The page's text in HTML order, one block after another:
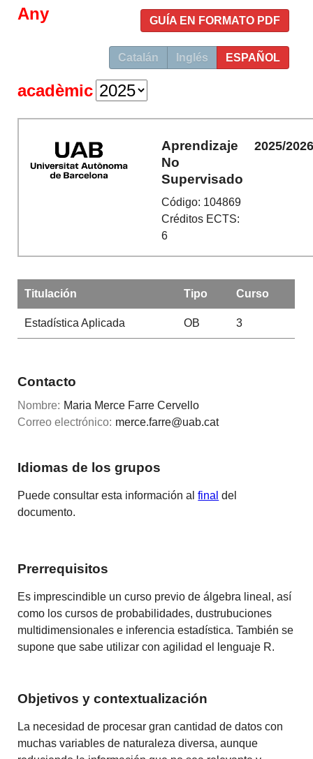
GUÍA EN FORMATO PDF
Catalán Inglés ESPAÑOL
Any
acadèmic
Aprendizaje
No
Supervisado
Código: 104869
Créditos ECTS:
6
2025/
Titulación Tipo Curso
Estadística Aplicada OB 3
Contacto
Nombre: Maria Merce Farre Cervello
Correo electrónico: merce.farre@uab.cat
Idiomas de los grupos
Puede consultar esta información alfinal del
documento.
Prerrequisitos
Es imprescindible un curso previo de álgebra lineal, así
como los cursos de probabilidades, dustrubuciones
multidimensionales e inferencia estadística. También se
supone que sabe utilizar con agilidad el lenguaje R.
Objetivos y contextualización
La necesidad de procesar gran cantidad de datos con
muchas variables de naturaleza diversa, aunque